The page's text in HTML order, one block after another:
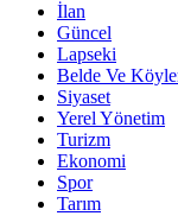
İlan
Güncel
Lapseki
Belde Ve
Siyaset
Yerel Yönetim
Turizm
Ekonomi
Spor
Tarım